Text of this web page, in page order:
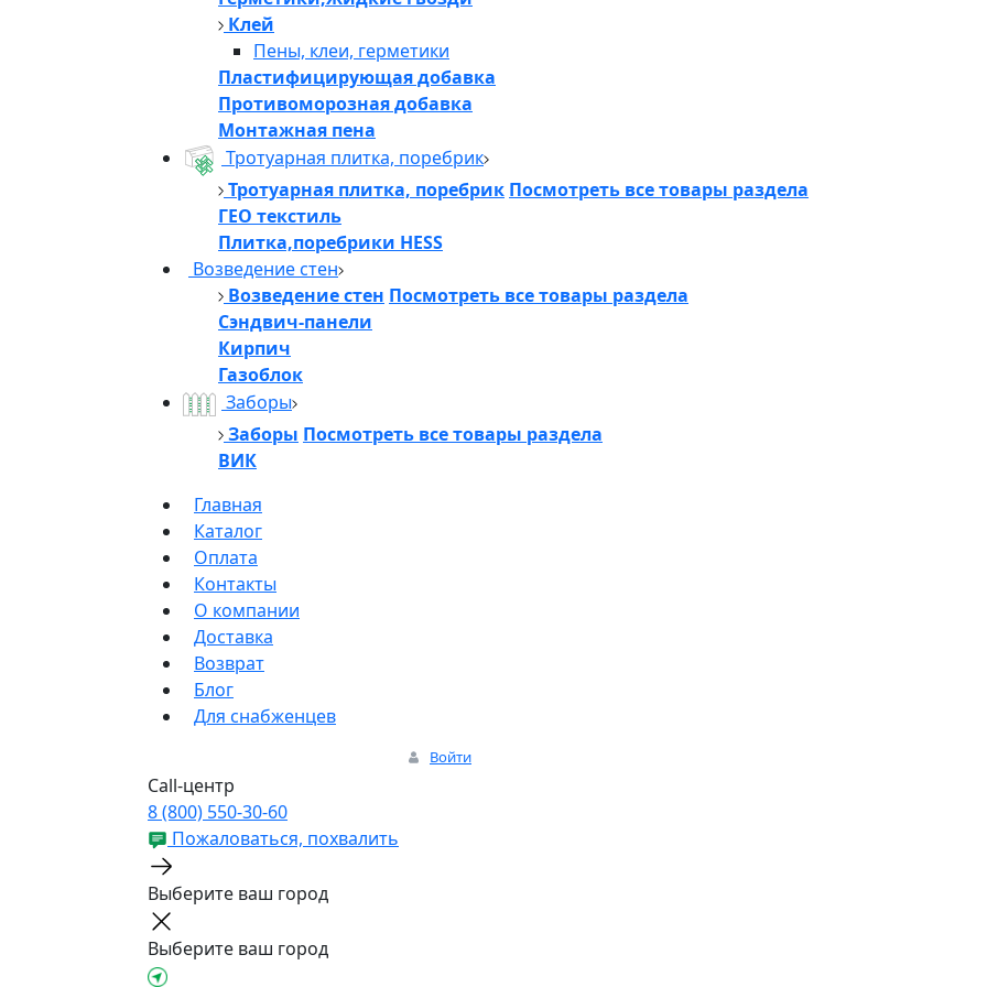
Клей
Пены, клеи, герметики
Пластифицирующая добавка
Противоморозная добавка
Монтажная пена
Тротуарная плитка, поребрик
Тротуарная плитка, поребрик Посмотреть все товары раздела
ГЕО текстиль
Плитка,поребрики HESS
Возведение стен
Возведение стен Посмотреть все товары раздела
Сэндвич-панели
Кирпич
Газоблок
Заборы
Заборы Посмотреть все товары раздела
ВИК
Главная
Каталог
Оплата
Контакты
О компании
Доставка
Возврат
Блог
Для снабженцев
Войти
Call-центр
8 (800) 550-30-60
Пожаловаться, похвалить
Выберите ваш город
Выберите ваш город